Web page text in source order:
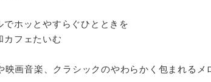
ホッとやすらぐひとときを
カフェたいむ
画音楽、クラシックのやわらかく包まれる